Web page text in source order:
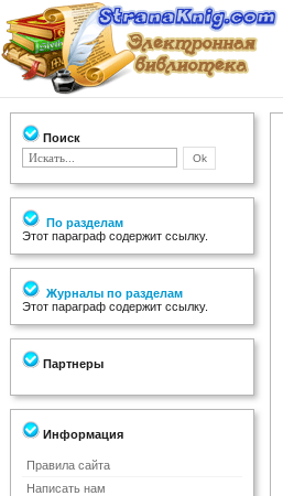
Поиск
По разделам
Этот параграф содержит ссылку.
Журналы по разделам
Этот параграф содержит ссылку.
Партнеры
Информация
Правила сайта
Написать нам